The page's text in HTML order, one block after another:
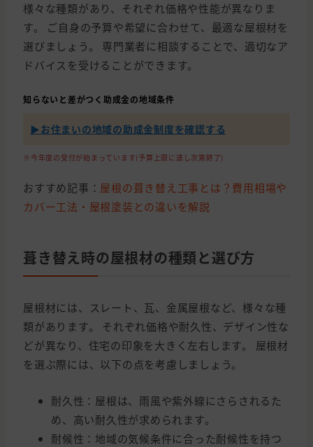
様々な種類があり、それぞれ価格や性能が異なりま
す。 ご自身の予算や希望に合わせて、最適な屋根材を
選びましょう。 専門業者に相談することで、適切なア
ドバイスを受けることができます。
知らないと差がつく助成金の地域条件
▶︎お住まいの地域の助成金制度を確認する
※今年度の受付が始まっています(予算上限に達し次第終了)
おすすめ記事： 屋根の葺き替え工事とは？費用相場や
カバー工法・屋根塗装との違いを解説
葺き替え時の屋根材の種類と選び方
屋根材には、スレート、瓦、金属屋根など、様々な種
類があります。 それぞれ価格や耐久性、デザイン性な
どが異なり、住宅の印象を大きく左右します。 屋根材
を選ぶ際には、以下の点を考慮しましょう。
耐久性：屋根は、雨風や紫外線にさらされるた
め、高い耐久性が求められます。
耐候性：地域の気候条件に合った耐候性を持つ